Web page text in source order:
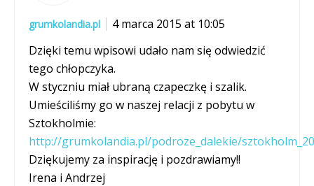
grumkolandia.pl
4 marca 2015 at 10:05
Dzięki temu wpisowi udało nam się odwiedzić
tego chłopczyka.
W styczniu miał ubraną czapeczkę i szalik.
Umieściliśmy go w naszej relacji z pobytu w
Sztokholmie:
http://grumkolandia.pl/podroze_dalekie/
Dziękujemy za inspirację i pozdrawiamy!!
Irena i Andrzej